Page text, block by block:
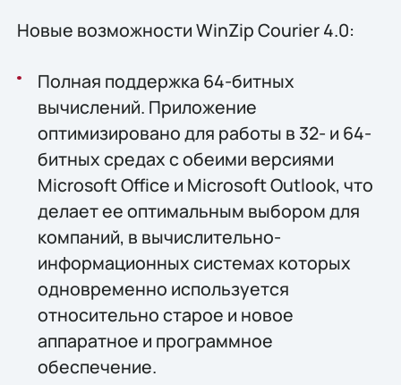
Новые возможности WinZip Courier 4.0:
Полная поддержка 64-битных
вычислений. Приложение
оптимизировано для работы в 32- и 64-
битных средах с обеими версиями
Microsoft Office и Microsoft Outlook, что
делает ее оптимальным выбором для
компаний, в вычислительно-
информационных системах которых
одновременно используется
относительно старое и новое
аппаратное и программное
обеспечение.